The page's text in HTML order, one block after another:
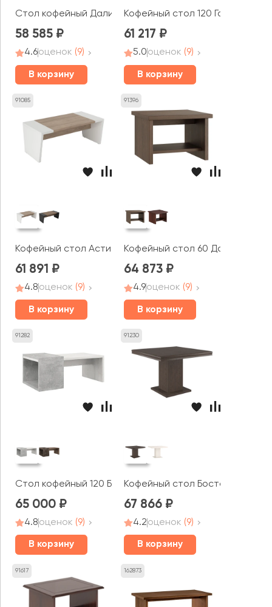
Стол кофейный Дали / Dali шпон
58 585
4.6оценок (9)
В корзину
Кофейный стол 120 Гарвард /
61 217
5.0оценок (9)
В корзину
91085
Кофейный стол Асти П / Asti P
61 891
4.8оценок (9)
В корзину
91396
Кофейный стол 60 Давос /
64 873
4.9оценок (9)
В корзину
91282
Стол кофейный 120 Бетон / B-tone
65 000
4.8оценок (9)
В корзину
91230
Кофейный стол Бостон /
67 866
4.2оценок (9)
В корзину
91617 162873